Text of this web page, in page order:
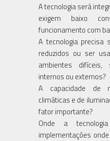
A tecnologia será
exigem baixo
funcionamento com
A tecnologia precisa
reduzidos ou ser
ambientes
internos ou externos?
A capacidade de
climáticas e de
fator importante?
Onde a
implementações